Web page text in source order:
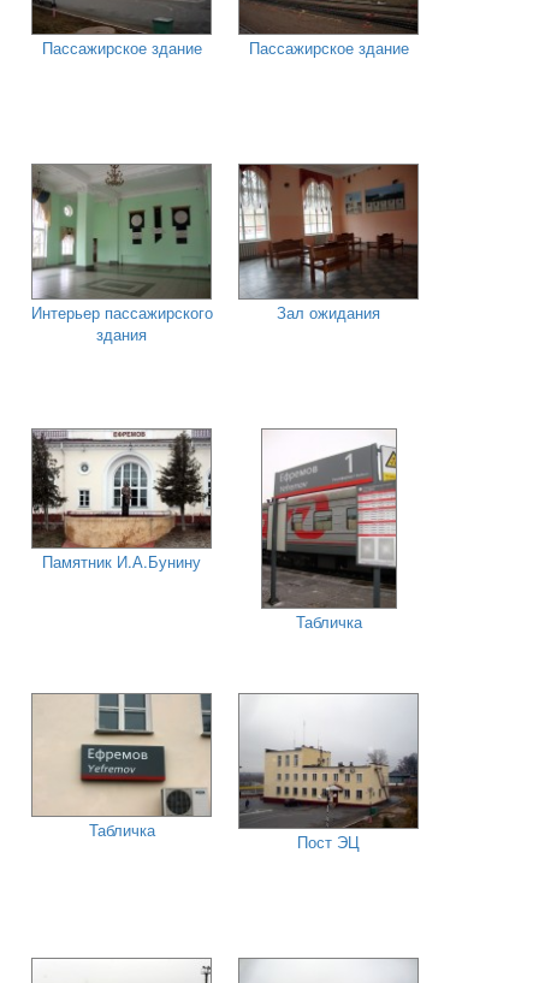
Пассажирское здание Пассажирское здание
Интерьер пассажирского
здания
Зал ожидания
Памятник И.А.Бунину
Табличка
Табличка
Пост ЭЦ